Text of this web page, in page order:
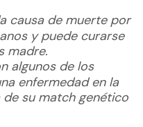
causa de muerte por
y puede curarse
madre.
algunos de los
enfermedad en la
su match genético